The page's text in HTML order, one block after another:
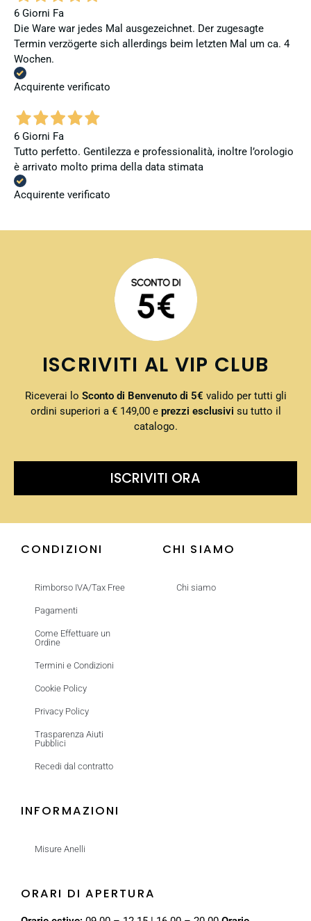
6 Giorni Fa
Die Ware war jedes Mal ausgezeichnet. Der zugesagte
Termin verzögerte sich allerdings beim letzten Mal um ca. 4
Wochen.
Acquirente verificato
6 Giorni Fa
Tutto perfetto. Gentilezza e professionalità, inoltre l’orologio
è arrivato molto prima della data stimata
Acquirente verificato
ISCRIVITI AL VIP CLUB
Riceverai lo Sconto di Benvenuto di 5€ valido per tutti gli
ordini superiori a € 149,00 e prezzi esclusivi su tutto il
catalogo.
ISCRIVITI ORA
CONDIZIONI
Rimborso IVA/Tax Free
Pagamenti
Come Effettuare un
Ordine
Termini e Condizioni
Cookie Policy
Privacy Policy
Trasparenza Aiuti
Pubblici
Recedi dal contratto
CHI SIAMO
Chi siamo
INFORMAZIONI
Misure Anelli
ORARI DI APERTURA